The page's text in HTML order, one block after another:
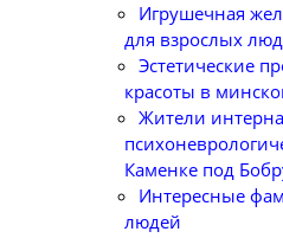
Игрушечная
для взрослых
Эстетические
красоты в
Жители
Каменке под
Интересные
людей